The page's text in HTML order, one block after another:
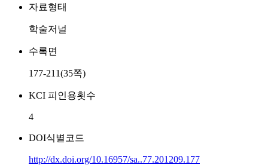
자료형태
학술저널
수록면
177-211(35쪽)
KCI 피인용횟수
4
DOI식별코드
http://dx.doi.org/10.16957/sa..77.201209.177